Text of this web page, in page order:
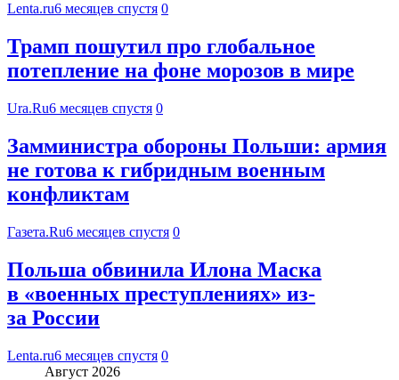
Lenta.ru6 месяцев спустя 0
Трамп пошутил про глобальное
потепление на фоне морозов в мире
Ura.Ru6 месяцев спустя 0
Замминистра обороны Польши: армия
не готова к гибридным военным
конфликтам
Газета.Ru6 месяцев спустя 0
Польша обвинила Илона Маска
в «военных преступлениях» из-
за России
Lenta.ru6 месяцев спустя 0
Август 2026